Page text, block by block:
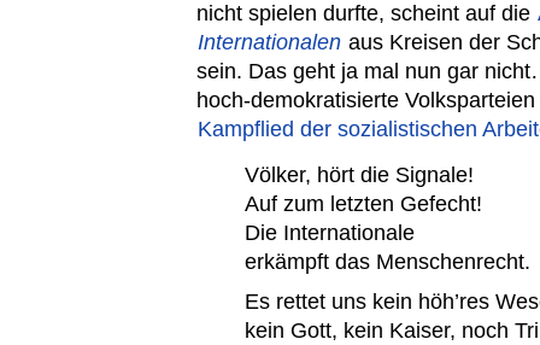
nicht spielen durfte, scheint auf die
Internationalen aus Kreisen der
sein. Das geht ja mal nun gar
hoch-demokratisierte
Kampflied der sozialistischen
Völker, hört die Signale!
Auf zum letzten Gefecht!
Die Internationale
erkämpft das Menschenrecht.
Es rettet uns kein höh’res
kein Gott, kein Kaiser, noch